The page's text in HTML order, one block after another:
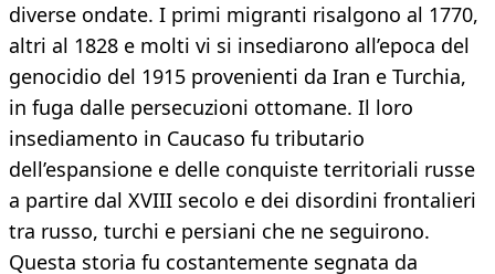
diverse ondate. I primi migranti risalgono al 1770,
altri al 1828 e molti vi si insediarono all’epoca del
genocidio del 1915 provenienti da Iran e Turchia,
in fuga dalle persecuzioni ottomane. Il loro
insediamento in Caucaso fu tributario
dell’espansione e delle conquiste territoriali russe
a partire dal XVIII secolo e dei disordini frontalieri
tra russo, turchi e persiani che ne seguirono.
Questa storia fu costantemente segnata da